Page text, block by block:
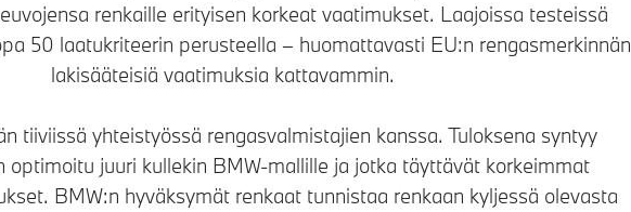
renkaille erityisen korkeat vaatimukset. Laajoissa testeissä
50 laatukriteerin perusteella – huomattavasti EU:n rengasmerkinnän
lakisääteisiä vaatimuksia kattavammin.
tiiviissä yhteistyössä rengasvalmistajien kanssa. Tuloksena syntyy
optimoitu juuri kullekin BMW-mallille ja jotka täyttävät korkeimmat
BMW:n hyväksymät renkaat tunnistaa renkaan kyljessä olevasta